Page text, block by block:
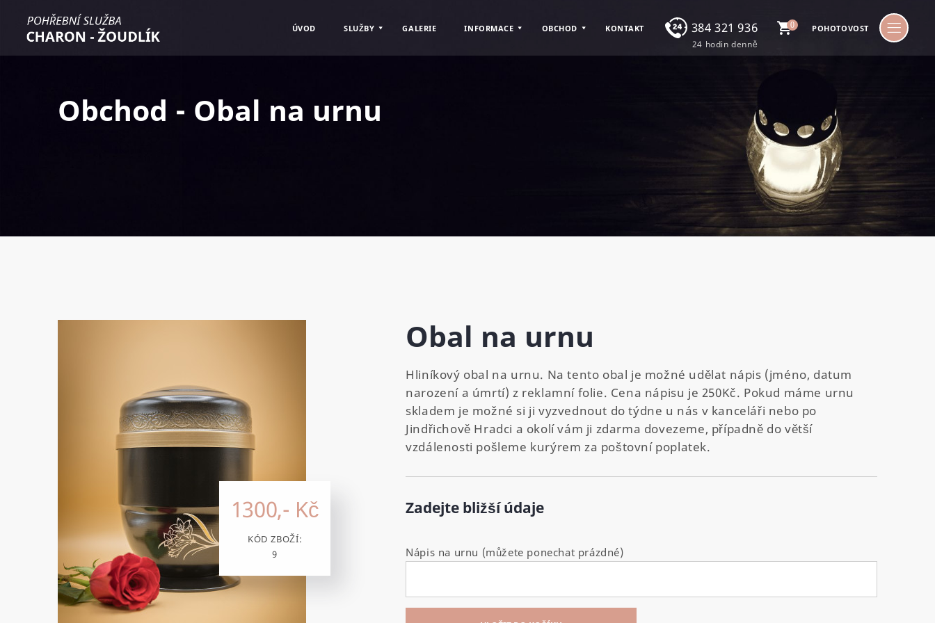
ÚVOD SLUŽBY GALERIE INFORMACE OBCHOD KONTAKT 384 321 936
24 hodin denně
0 POHOTOVOST
724 224 068
Michal Žoudlík
602 162 165
Jiří Žoudlík
Postup při úmrtí
Obchod - Obal na urnu
1300,- Kč
KÓD ZBOŽÍ:
9
Obal na urnu
Hliníkový obal na urnu. Na tento obal je možné udělat nápis (jméno, datum
narození a úmrtí) z reklamní folie. Cena nápisu je 250Kč. Pokud máme urnu
skladem je možné si ji vyzvednout do týdne u nás v kanceláři nebo po
Jindřichově Hradci a okolí vám ji zdarma dovezeme, případně do větší
vzdálenosti pošleme kurýrem za poštovní poplatek.
Zadejte bližší údaje
Nápis na urnu (můžete ponechat prázdné)